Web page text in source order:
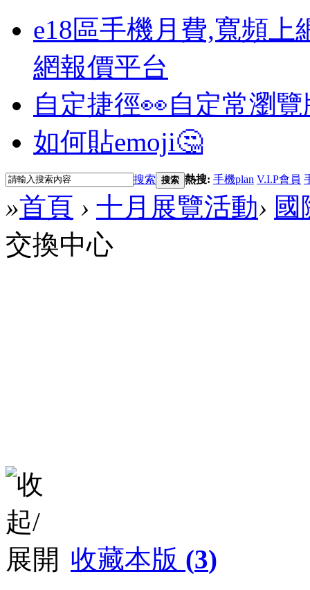
e18區手機月費,寬頻上
網報價平台
自定捷徑👀自定常瀏
如何貼emoji🤔
搜索 搜索 熱搜: 手機plan V.I.P會員
»首頁 › 十月展覽活動› 國
交換中心
收藏本版 (3)